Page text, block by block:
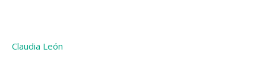
Claudia León